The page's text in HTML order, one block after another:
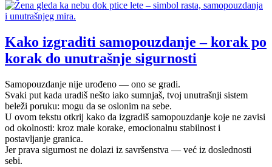
Kako izgraditi samopouzdanje – korak po
korak do unutrašnje sigurnosti
Samopouzdanje nije urođeno — ono se gradi.
Svaki put kada uradiš nešto iako sumnjaš, tvoj unutrašnji sistem
beleži poruku: mogu da se oslonim na sebe.
U ovom tekstu otkrij kako da izgradiš samopouzdanje koje ne zavisi
od okolnosti: kroz male korake, emocionalnu stabilnost i
postavljanje granica.
Jer prava sigurnost ne dolazi iz savršenstva — već iz doslednosti
sebi.